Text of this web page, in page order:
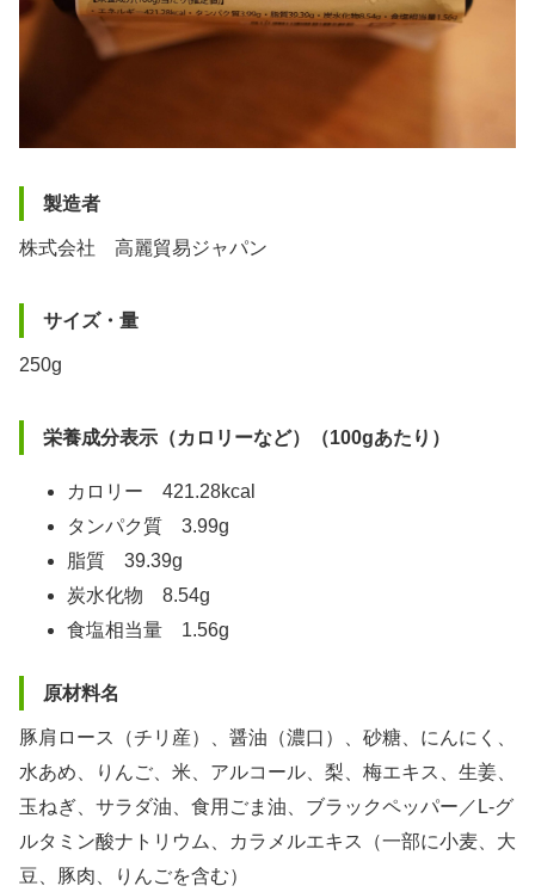
製造者
株式会社 高麗貿易ジャパン
サイズ・量
250g
栄養成分表示（カロリーなど）（100gあたり）
カロリー 421.28kcal
タンパク質 3.99g
脂質 39.39g
炭水化物 8.54g
食塩相当量 1.56g
原材料名
豚肩ロース（チリ産）、醤油（濃口）、砂糖、にんにく、
水あめ、りんご、米、アルコール、梨、梅エキス、生姜、
玉ねぎ、サラダ油、食用ごま油、ブラックペッパー／L-グ
ルタミン酸ナトリウム、カラメルエキス（一部に小麦、大
豆、豚肉、りんごを含む）